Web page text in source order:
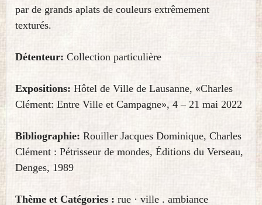
par de grands aplats de couleurs extrêmement
texturés.
Détenteur: Collection particulière
Expositions: Hôtel de Ville de Lausanne, «Charles
Clément: Entre Ville et Campagne», 4 – 21 mai 2022
Bibliographie: Rouiller Jacques Dominique, Charles
Clément : Pétrisseur de mondes, Éditions du Verseau,
Denges, 1989
Thème et Catégories : rue · ville . ambiance